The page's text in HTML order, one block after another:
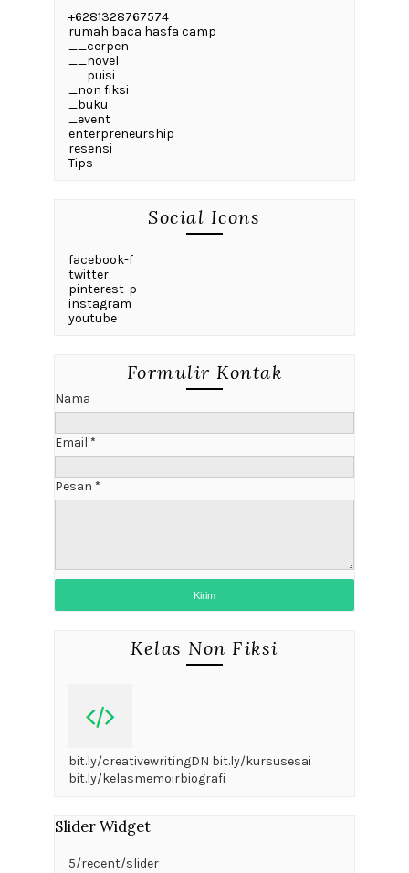
+6281328767574
rumah baca hasfa camp
__cerpen
__novel
__puisi
_non fiksi
_buku
_event
enterpreneurship
resensi
Tips
Social Icons
facebook-f
twitter
pinterest-p
instagram
youtube
Formulir Kontak
Nama
Email *
Pesan *
Kelas Non Fiksi
bit.ly/creativewritingDN bit.ly/kursusesai
bit.ly/kelasmemoirbiografi
Slider Widget
5/recent/slider